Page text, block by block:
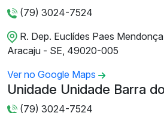
(79) 3024-7524
R. Dep. Euclídes Paes
Aracaju - SE, 49020-005
Ver no Google Maps
Unidade Unidade Barra
(79) 3024-7524